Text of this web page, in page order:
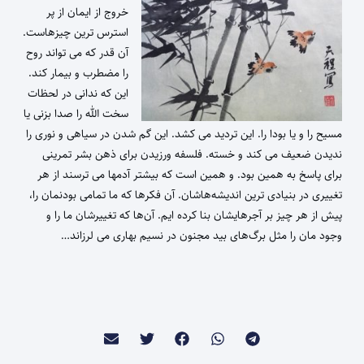
خروج از ایمان از پر
استرس ترین چیزهاست.
آن قدر که می تواند روح
را مضطرب و بیمار کند.
این که ندانی در لحظات
سخت الله را صدا بزنی یا
مسیح را و یا بودا را. این تردید می کشد. این گم شدن در سیاهی و نوری را
ندیدن ضعیف می کند و خسته. فلسفه ورزیدن برای ذهن بشر تمرینی
برای پاسخ به همین بود. و همین است که بیشتر آدمها می ترسند از هر
تغییری در بنیادی ترین اندیشه‌هاشان. آن فکرها که ما تمامی بودنمان را،
پیش از هر چیز بر آجرهایشان بنا کرده ایم. آن‌ها که تغییرشان ما را و
وجود مان را مثل برگ‌های بید مجنون در نسیم بهاری می لرزاند…